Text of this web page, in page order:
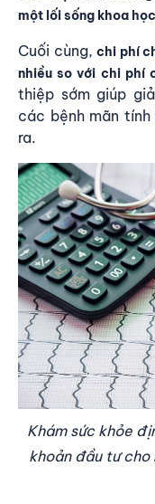
một lối sống khoa
Cuối cùng,chi phí
nhiều so với chi phí
thiệp sớm giúp
các bệnh mãn
ra.
Khám sức khỏe
khoản đầu tư cho